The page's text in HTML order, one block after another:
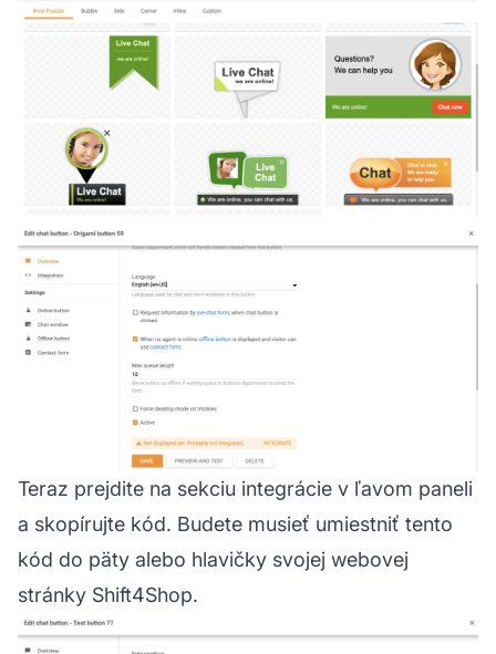
Teraz prejdite na sekciu integrácie v ľavom paneli
a skopírujte kód. Budete musieť umiestniť tento
kód do päty alebo hlavičky svojej webovej
stránky Shift4Shop.